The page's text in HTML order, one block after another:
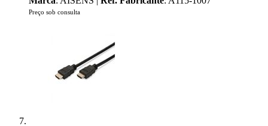
Preço sob consulta